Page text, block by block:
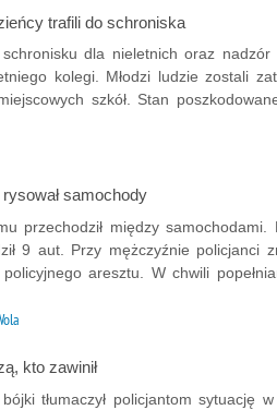
trafili do schroniska
dla nieletnich oraz
kolegi. Młodzi ludzie zostali
szkół. Stan
samochody
przechodził między
9 aut. Przy mężczyźnie policjanci
aresztu. W chwili
kto zawinił
tłumaczył policjantom